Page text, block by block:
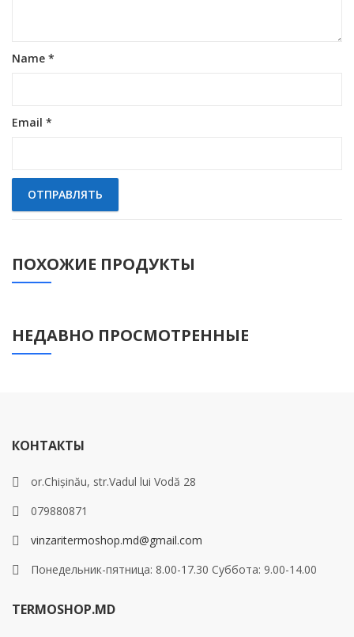
Name *
Email *
ПОХОЖИЕ ПРОДУКТЫ
НЕДАВНО ПРОСМОТРЕННЫЕ
КОНТАКТЫ
or.Chișinău, str.Vadul lui Vodă 28
079880871
vinzaritermoshop.md@gmail.com
Понедельник-пятница: 8.00-17.30 Суббота: 9.00-14.00
TERMOSHOP.MD